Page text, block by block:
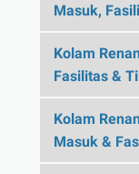
Masuk,
Kolam
Fasilitas &
Kolam
Masuk &